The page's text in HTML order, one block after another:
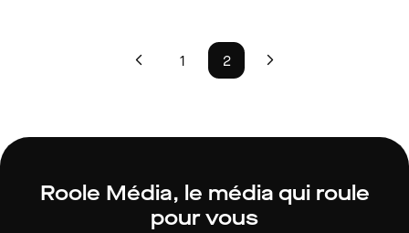
1 2
Roole Média, le média qui roule
pour vous